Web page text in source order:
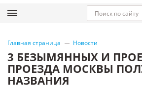
Главная страница Новости
3 БЕЗЫМЯННЫХ И
ПРОЕЗДА МОСКВЫ
НАЗВАНИЯ